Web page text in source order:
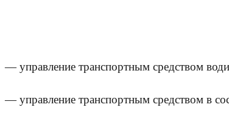
— управление транспортным средством
— управление транспортным средством в